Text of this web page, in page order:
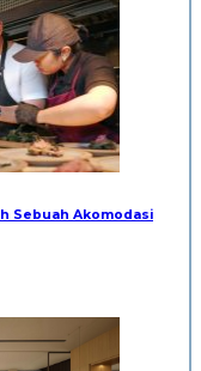
Sebuah Akomodasi